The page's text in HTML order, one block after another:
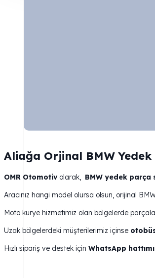
Aliağa Orjinal BMW Yedek
OMR Otomotivolarak, BMW yedek parça
Aracınız hangi model olursa olsun, orijinal
Moto kurye hizmetimiz olan bölgelerde
Uzak bölgelerdeki müşterilerimiz içinse
Hızlı sipariş ve destek için WhatsApp